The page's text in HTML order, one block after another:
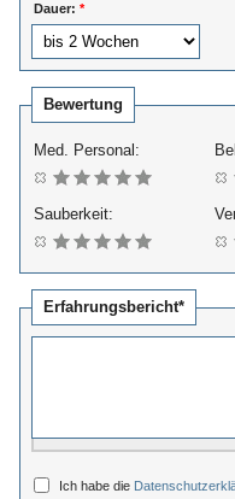
Dauer: *
Bewertung
Med. Personal:
Sauberkeit:
Erfahrungsbericht*
Ich habe die